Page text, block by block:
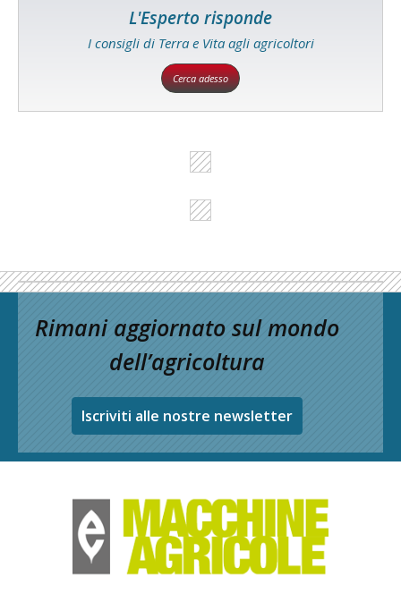
L'Esperto risponde
I consigli di Terra e Vita agli agricoltori
Cerca adesso
Rimani aggiornato sul mondo
dell’agricoltura
Iscriviti alle nostre newsletter